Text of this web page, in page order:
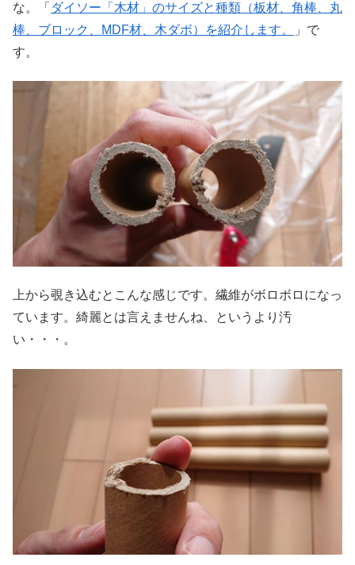
な。「 ダイソー「木材」のサイズと種類（板材、角棒、丸
棒、ブロック、MDF材、木ダボ）を紹介します。
」で
す。
上から覗き込むとこんな感じです。繊維がボロボロになっ
ています。綺麗とは言えませんね、というより汚
い・・・。